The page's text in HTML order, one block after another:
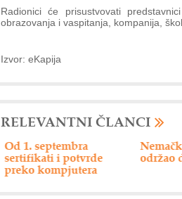
Radionici će prisustvovati
obrazovanja i vaspitanja, kompanija,
Izvor: eKapija
RELEVANTNI ČLANCI
Od 1. septembra
sertifikati i potvrde
preko kompjutera
održao